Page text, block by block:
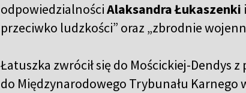
odpowiedzialnościAlaksandra Łukaszenki
przeciwko ludzkości” oraz „zbrodnie
Łatuszka zwrócił się do Mościckiej-Dendys
do Międzynarodowego Trybunału Karnego